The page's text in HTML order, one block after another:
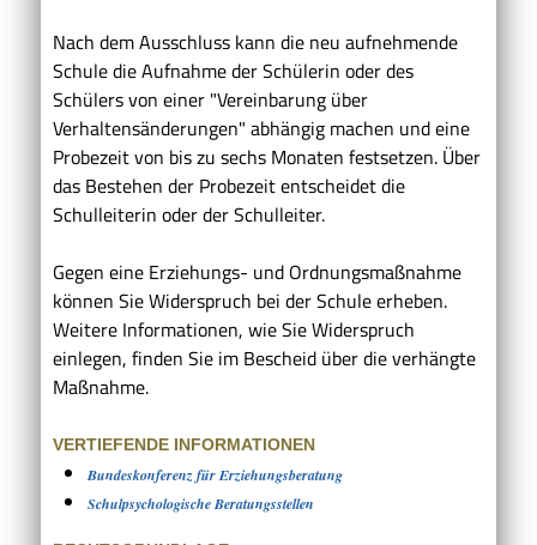
Nach dem Ausschluss kann die neu aufnehmende
Schule die Aufnahme der Schülerin oder des
Schülers von einer "Vereinbarung über
Verhaltensänderungen" abhängig machen und eine
Probezeit von bis zu sechs Monaten festsetzen. Über
das Bestehen der Probezeit entscheidet die
Schulleiterin oder der Schulleiter.
Gegen eine Erziehungs- und Ordnungsmaßnahme
können Sie Widerspruch bei der Schule erheben.
Weitere Informationen, wie Sie Widerspruch
einlegen, finden Sie im Bescheid über die verhängte
Maßnahme.
VERTIEFENDE INFORMATIONEN
Bundeskonferenz für Erziehungsberatung
Schulpsychologische Beratungsstellen